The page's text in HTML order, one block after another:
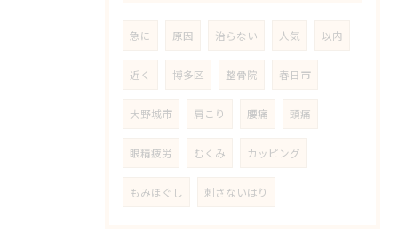
急に 原因 治らない 人気 以内
近く 博多区 整骨院 春日市
大野城市 肩こり 腰痛 頭痛
眼精疲労 むくみ カッピング
もみほぐし 刺さないはり